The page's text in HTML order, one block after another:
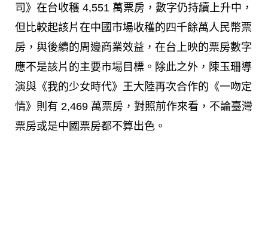
司》在台收穫 4,551 萬票房，數字仍持續上升中，
但比較起該片在中國市場收穫的四千餘萬人民幣票
房，與後續的周邊商業效益，在台上映的票房數字
應不是該片的主要市場目標。除此之外，陳玉珊導
演與《我的少女時代》王大陸再次合作的《一吻定
情》則有 2,469 萬票房，對照前作來看，不論臺灣
票房或是中國票房都不算出色。